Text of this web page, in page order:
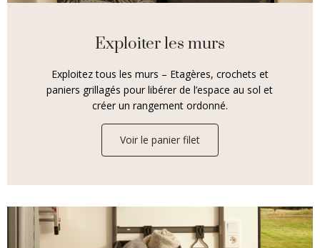
Exploiter les murs
Exploitez tous les murs – Etagères, crochets et
paniers grillagés pour libérer de l’espace au sol et
créer un rangement ordonné.
Voir le panier filet